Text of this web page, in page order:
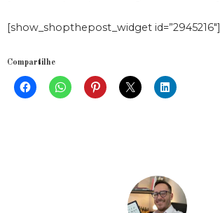
[show_shopthepost_widget id=”2945216″]
Compartilhe